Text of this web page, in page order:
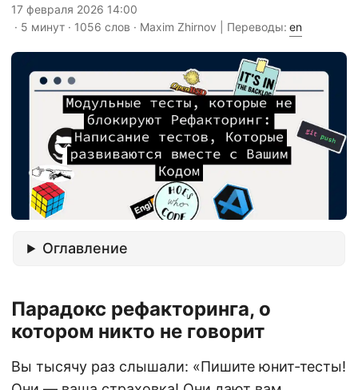
17 февраля 2026 14:00
· 5 минут · 1056 слов · Maxim Zhirnov | Переводы: en
Оглавление
Парадокс рефакторинга, о
котором никто не говорит
Вы тысячу раз слышали: «Пишите юнит-тесты!